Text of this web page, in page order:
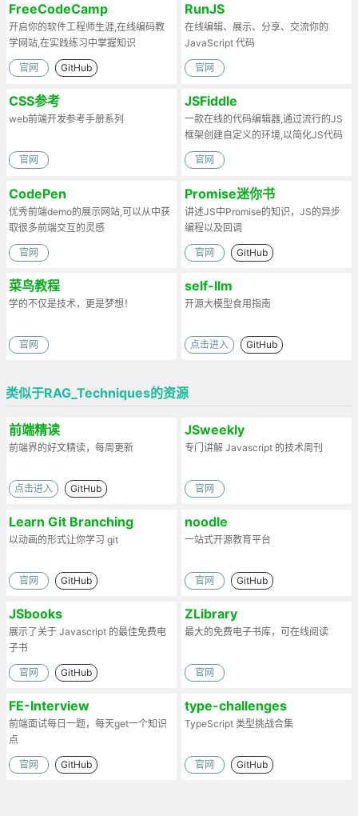
FreeCodeCamp
开启你的软件工程师生涯,在线编码教
学网站,在实践练习中掌握知识
官网 GitHub
RunJS
在线编辑、展示、分享、交流你的
JavaScript 代码
官网
CSS参考
web前端开发参考手册系列
官网
JSFiddle
一款在线的代码编辑器,通过流行的JS
框架创建自定义的环境,以简化JS代码
官网
CodePen
优秀前端demo的展示网站,可以从中获
取很多前端交互的灵感
官网
Promise迷你书
讲述JS中Promise的知识，JS的异步
编程以及回调
官网 GitHub
菜鸟教程
学的不仅是技术，更是梦想！
官网
self-llm
开源大模型食用指南
点击进入 GitHub
类似于RAG_Techniques的资源
前端精读
前端界的好文精读，每周更新
点击进入 GitHub
JSweekly
专门讲解 Javascript 的技术周刊
官网
Learn Git Branching
以动画的形式让你学习 git
官网 GitHub
noodle
一站式开源教育平台
官网 GitHub
JSbooks
展示了关于 Javascript 的最佳免费电
子书
官网 GitHub
ZLibrary
最大的免费电子书库，可在线阅读
官网
FE-Interview
前端面试每日一题，每天get一个知识
点
官网 GitHub
type-challenges
TypeScript 类型挑战合集
官网 GitHub